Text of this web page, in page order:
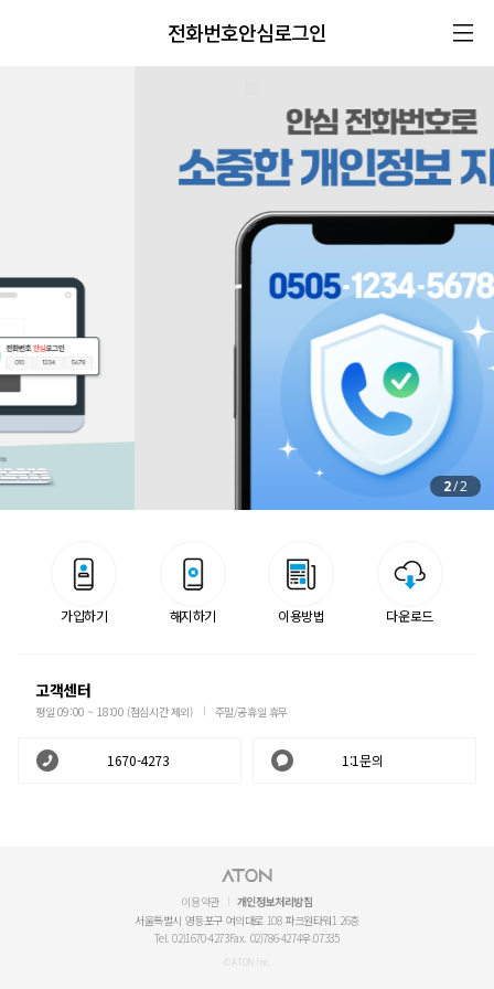
전화번호안심로그인
2/2
가입하기 해지하기 이용방법 다운로드
고객센터
평일 09:00 ~ 18:00 (점심시간 제외) 주말/공휴일 휴무
1670-4273 1:1문의
이용약관
개인정보처리방침
서울특별시 영등포구 여의대로 108 파크원타워1 26층
Tel. 02)1670-4273Fax. 02)786-4274우.07335
© ATON Inc.